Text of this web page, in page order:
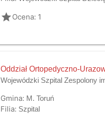
gradeOcena: 1
Oddział Ortopedyczno-
Wojewódzki Szpital Zespolony
Gmina: M. Toruń
Filia: Szpital